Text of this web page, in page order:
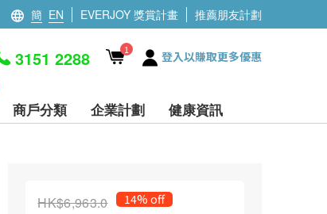
簡 EN EVERJOY 獎賞計畫 推薦朋友計劃
3151 2288 1 登入以賺取更多優惠
商戶分類 企業計劃 健康資訊
HK$6,963.0 14% off